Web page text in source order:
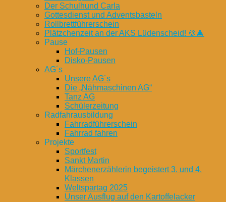
Der Schulhund Carla
Gottesdienst und Adventsbasteln
Rollbrettführerschein
Plätzchenzeit an der AKS Lüdenscheid! 🍪🎄
Pause
Hof-Pausen
Disko-Pausen
AG´s
Unsere AG´s
Die „Nähmaschinen AG“
Tanz AG
Schülerzeitung
Radfahrausbildung
Fahrradführerschein
Fahrrad fahren
Projekte
Sportfest
Sankt Martin
Märchenerzählerin begeistert 3. und 4.
Klassen
Weltspartag 2025
Unser Ausflug auf den Kartoffelacker